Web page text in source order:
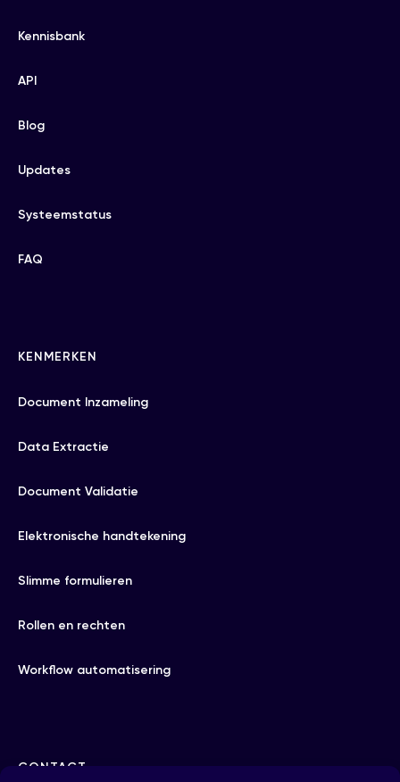
Kennisbank
API
Blog
Updates
Systeemstatus
FAQ
KENMERKEN
Document Inzameling
Data Extractie
Document Validatie
Elektronische handtekening
Slimme formulieren
Rollen en rechten
Workflow automatisering
CONTACT